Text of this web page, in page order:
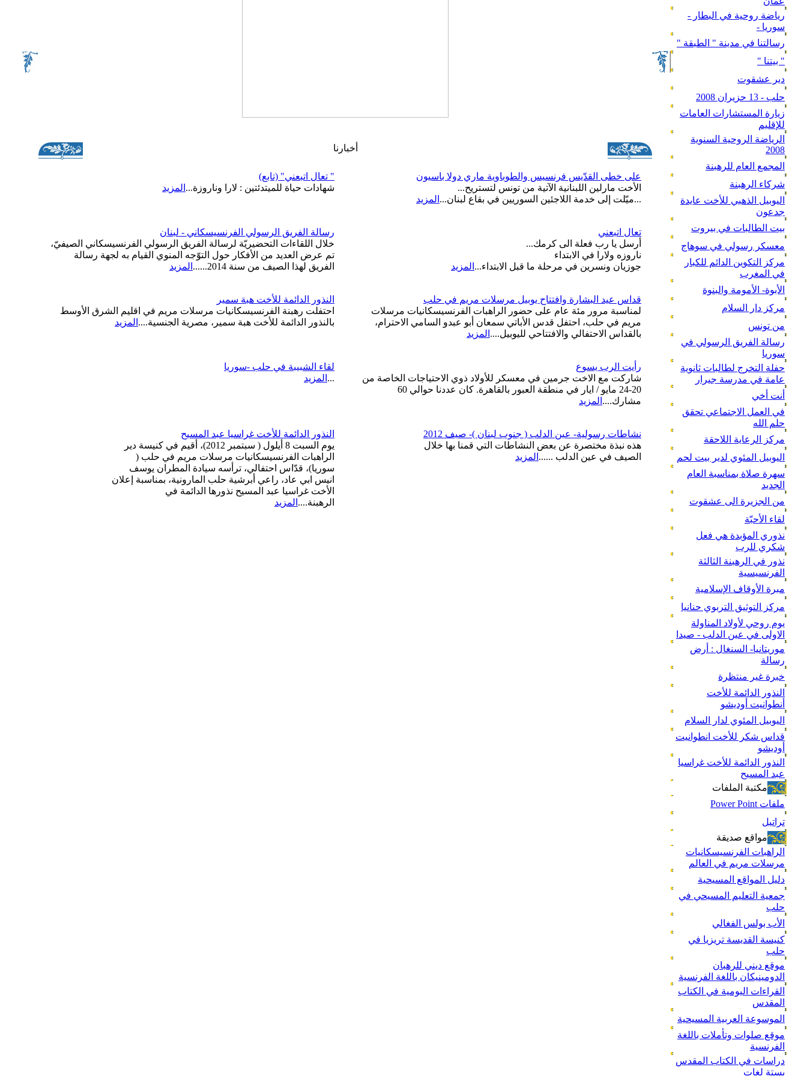
أخبارنا
على خطى القدّيس فرنسيس والطوباوية ماري دولا باسيون
الأخت مارلين اللبنانية الآتية من تونس لتستريح...
...ميّلت إلى خدمة اللاجئين السوريين في بقاع لبنان... المزيد
" تعال اتبعني" (تابع)
شهادات حياة للميتدئتين : لارا وناروزة... المزيد
تعال اتبعني
أرسل يا رب فعلة الى كرمك...
ناروزه ولارا في الابتداء
جوزيان ونسرين في مرحلة ما قبل الابتداء... المزيد
رسالة الفريق الرسولي الفرنسيسكاني - لبنان
خلال اللقاءات التحضيريّة لرسالة الفريق الرسولي الفرنسيسكاني الصيفيّ،
تم عرض العديد من الأفكار حول التوّجه المنوي القيام به لجهة رسالة
الفريق لهذا الصيف من سنة 2014......
المزيد
قداس عيد البشارة وافتتاح يوبيل مرسلات مريم في حلب
لمناسبة مرور مئة عام على حضور الراهبات الفرنسيسكانيات مرسلات
مريم في حلب، احتفل قدس الأباتي سمعان أبو عبدو السامي الاحترام،
بالقداس الاحتفالي والافتتاحي لليوبيل.... المزيد
النذور الدائمة للأخت هبة سمير
احتفلت رهبنة الفرنسيسكانيات مرسلات مريم في اقليم الشرق الأوسط
بالنذور الدائمة للأخت هبة سمير، مصرية الجنسية.... المزيد
رأيت الرب يسوع
شاركت مع الاخت جرمين في معسكر للأولاد ذوي الاحتياجات الخاصة من
20-24 مايو / ايار في منطقة العبور بالقاهرة. كان عددنا حوالي 60
مشارك.... المزيد
لقاء الشبيبة في حلب -سوريا
... المزيد
نشاطات رسولية- عين الدلب ( جنوب لبنان )- صيف 2012
هذه نبذة مختصرة عن بعض النشاطات التي قمنا بها خلال
الصيف في عين الدلب ...... المزيد
النذور الدائمة للأخت غراسيا عبد المسيح
يوم السبت 8 أيلول ( سبتمبر 2012)، أقيم في كنيسة دير
الراهبات الفرنسيسكانيات مرسلات مريم في حلب (
سوريا)، قدّاس احتفالي، ترأسه سيادة المطران يوسف
انيس ابي عاد، راعي أبرشية حلب المارونية، بمناسبة إعلان
الأخت غراسيا عبد المسيح نذورها الدائمة في
الرهبنة.... المزيد
رياضة روحية في البطار -
سوريا -
رسالتنا في مدينة " الطبقة "
" بيتنا "
دير عشقوت
حلب - 13 حزيران 2008
زيارة المستشارات العامات
للإقليم
الرياضة الروحية السنوية
2008
المجمع العام للرهبنة
شركاء الرهبنة
اليوبيل الذهبي للأخت عايدة
جدعون
بيت الطالبات في بيروت
معسكر رسولي في سوهاج
مركز التكوين الدائم للكبار
في المغرب
الأبوة- الأمومة والبنوة
مركز دار السلام
من تونس
رسالة الفريق الرسولي في
سوريا
حفلة التخرج لطالبات ثانوية
عامة في مدرسة جيرار
أنت أخي
في العمل الاجتماعي تحقق
حلم الله
مركز الرعاية اللاحقة
اليوبيل المئوي لدير بيت لحم
سهرة صلاة بمناسبة العام
الجديد
من الجزيرة الى عشقوت
لقاء الأحبّة
نذوري المؤبدة هي فعل
شكري للرب
نذور في الرهبنة الثالثة
الفرنسيسية
مبرة الأوقاف الإسلامية
مركز التوثيق التربوي حنانيا
يوم روحي لأولاد المناولة
الاولى في عين الدلب - صيدا
موريتانيا- السنغال : أرض
رسالة
خبرة غير منتظرة
النذور الدائمة للأخت
أنطوانيت أوديشو
اليوبيل المئوي لدار السلام
قداس شكر للأخت انطوانيت
أوديشو
النذور الدائمة للأخت غراسيا
عبد المسيح
مكتبة الملفات
ملفات Power Point
تراتيل
مواقع صديقة
الراهبات الفرنسيسكانيات
مرسلات مريم في العالم
دليل المواقع المسيحية
جمعية التعليم المسيحي في
حلب
الأب بولس الفغالي
كنيسة القديسة تريزيا في
حلب
موقع ديني للرهبان
الدومينيكان باللغة الفرنسية
القراءات اليومية في الكتاب
المقدس
الموسوعة العربية المسيحية
موقع صلوات وتأملات باللغة
الفرنسية
دراسات في الكتاب المقدس
بستة لغات